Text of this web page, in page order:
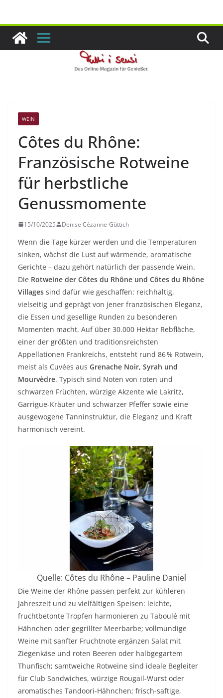
springen
WEIN
Côtes du Rhône:
Französische Rotweine
für herbstliche
Genussmomente
15/10/2025 Denise Cézanne-Güttich
Wenn die Tage kürzer werden und die Temperaturen
sinken, wächst die Lust auf wärmende, aromatische
Gerichte – dazu gehört natürlich der passende Wein.
Die Rotweine der Côtes du Rhône und Côtes du Rhône
Villages sind dafür wie geschaffen: reichhaltig,
vielseitig und geprägt von jener französischen Eleganz,
die Essen und gesellige Runden zu besonderen
Momenten macht. Auf über 30.000 Hektar Rebfläche,
einer der größten und traditionsreichsten
Appellationen Frankreichs, entsteht rund 86 % Rotwein,
meist als Cuvées aus Grenache Noir, Syrah und
Mourvèdre. Typisch sind Noten von roten und
schwarzen Früchten, würzige Akzente wie Lakritz,
Garrigue-Kräuter und schwarzer Pfeffer sowie eine
ausgewogene Tanninstruktur, die Eleganz und Kraft
harmonisch vereint.
Quelle: Côtes du Rhône – Pauline Daniel
Die Weine der Rhône passen perfekt zur kühleren
Jahreszeit und zu vielfältigen Speisen: leichte,
fruchtbetonte Tropfen harmonieren zu Taboulé mit
Hähnchen oder gegrillter Meerbarbe; vollmundige
Weine mit sanfter Fruchtnote ergänzen Salat mit
Ziegenkäse und roten Beeren oder halbgegartem
Thunfisch; samtweiche Rotweine sind ideale Begleiter
für Club Sandwiches, würzige Rougail-Wurst oder
aromatisches Tandoori-Hähnchen; frisch-saftige,